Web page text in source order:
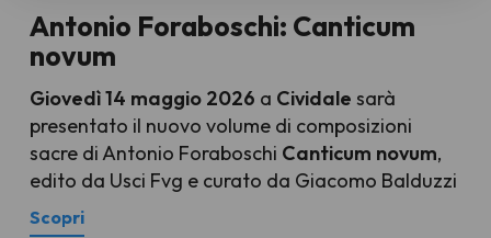
Antonio Foraboschi: Canticum
novum
Giovedì 14 maggio 2026 a Cividale sarà
presentato il nuovo volume di composizioni
sacre di Antonio Foraboschi Canticum novum,
edito da Usci Fvg e curato da Giacomo Balduzzi
Scopri